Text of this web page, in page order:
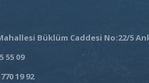
Büklüm Caddesi No:22/5
55 09
19 92